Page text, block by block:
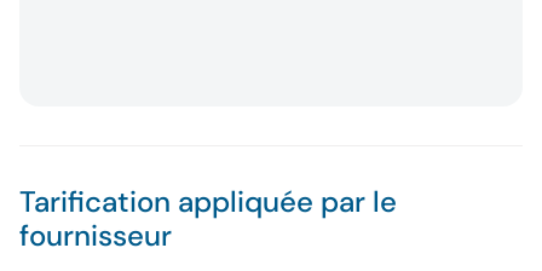
Tarification appliquée par le
fournisseur